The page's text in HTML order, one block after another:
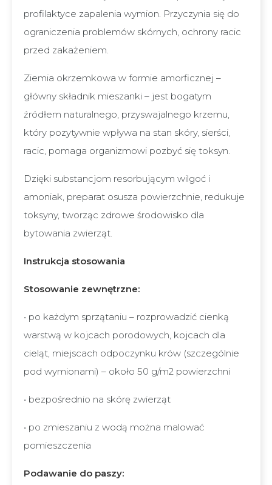
profilaktyce zapalenia wymion. Przyczynia się do
ograniczenia problemów skórnych, ochrony racic
przed zakażeniem.
Ziemia okrzemkowa w formie amorficznej –
główny składnik mieszanki – jest bogatym
źródłem naturalnego, przyswajalnego krzemu,
który pozytywnie wpływa na stan skóry, sierści,
racic, pomaga organizmowi pozbyć się toksyn.
Dzięki substancjom resorbującym wilgoć i
amoniak, preparat osusza powierzchnie, redukuje
toksyny, tworząc zdrowe środowisko dla
bytowania zwierząt.
Instrukcja stosowania
Stosowanie zewnętrzne:
• po każdym sprzątaniu – rozprowadzić cienką
warstwą w kojcach porodowych, kojcach dla
cieląt, miejscach odpoczynku krów (szczególnie
pod wymionami) – około 50 g/m2 powierzchni
• bezpośrednio na skórę zwierząt
• po zmieszaniu z wodą można malować
pomieszczenia
Podawanie do paszy: